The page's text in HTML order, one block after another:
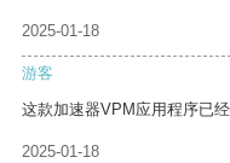
2025-01-18
游客
这款加速器VPM应用程序已
2025-01-18